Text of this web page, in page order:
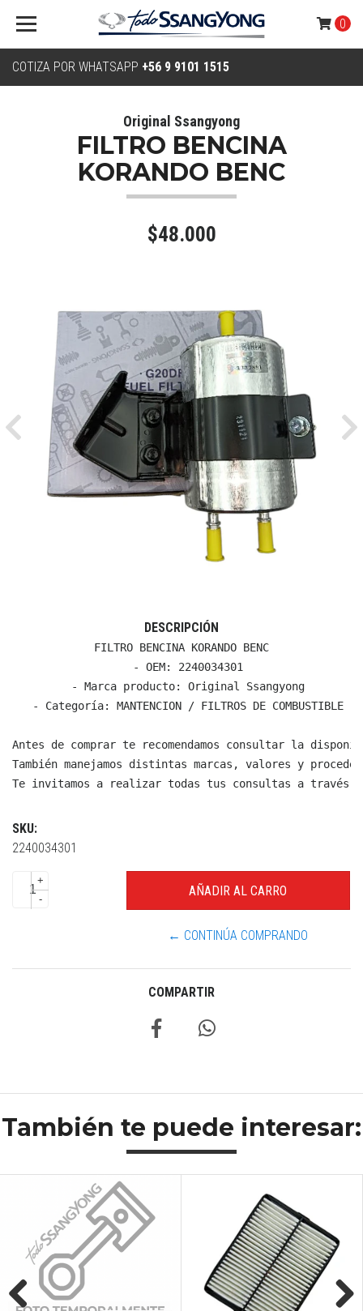
COTIZA POR WHATSAPP +56 9 9101 1515
0
Original Ssangyong
FILTRO BENCINA
KORANDO BENC
$48.000
Previous
DESCRIPCIÓN
FILTRO BENCINA KORANDO BENC
  - OEM: 2240034301
  - Marca producto: Original Ssangyong
  - Categoría: MANTENCION / FILTROS DE COMBUSTIBLE
Antes de comprar te recomendamos consultar la
También manejamos distintas marcas, valores y
Te invitamos a realizar todas tus consultas a través
SKU:
2240034301
+
-
← CONTINÚA COMPRANDO
COMPARTIR
También te puede interesar: